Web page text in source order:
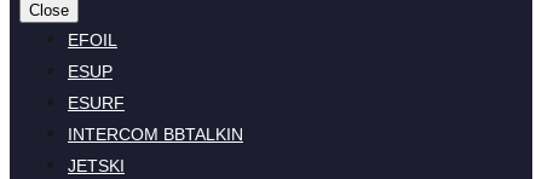
Close
EFOIL
ESUP
ESURF
INTERCOM BBTALKIN
JETSKI